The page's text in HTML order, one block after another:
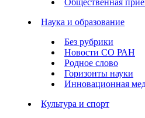
Общественная
Наука и образование
Без рубрики
Новости СО РАН
Родное слово
Горизонты науки
Инновационная
Культура и спорт